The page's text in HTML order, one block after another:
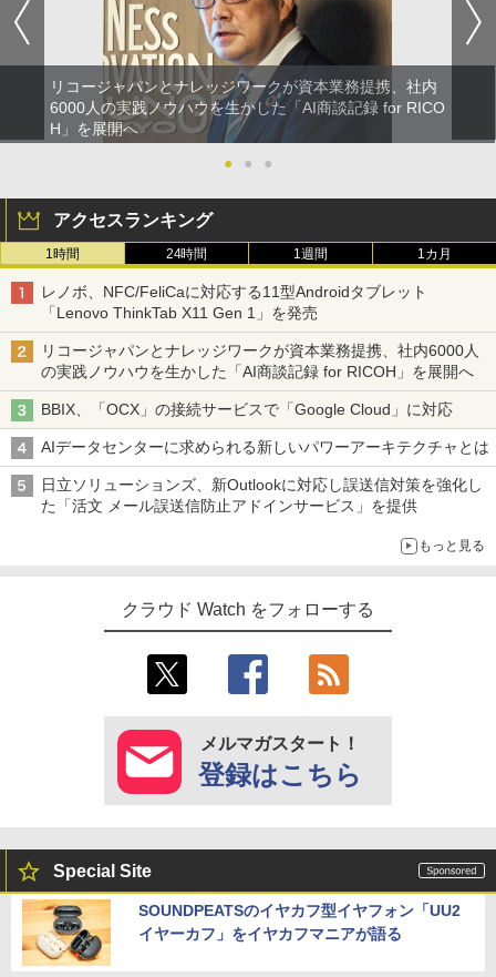
リコージャパンとナレッジワークが資本業務提携、社内
6000人の実践ノウハウを生かした「AI商談記録 for RICO
H」を展開へ
●
● ●
アクセスランキング
1時間 24時間 1週間 1カ月
レノボ、NFC/FeliCaに対応する11型Androidタブレット
「Lenovo ThinkTab X11 Gen 1」を発売
リコージャパンとナレッジワークが資本業務提携、社内6000人
の実践ノウハウを生かした「AI商談記録 for RICOH」を展開へ
BBIX、「OCX」の接続サービスで「Google Cloud」に対応
AIデータセンターに求められる新しいパワーアーキテクチャとは
日立ソリューションズ、新Outlookに対応し誤送信対策を強化し
た「活文 メール誤送信防止アドインサービス」を提供
もっと見る
クラウド Watch をフォローする
メルマガスタート！
登録はこちら
Special Site
SOUNDPEATSのイヤカフ型イヤフォン「UU2
イヤーカフ」をイヤカフマニアが語る